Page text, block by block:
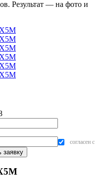
Результат — на фото и
согласен с